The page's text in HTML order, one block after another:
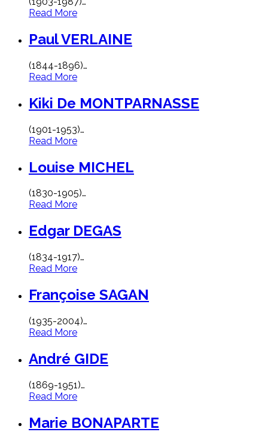
Read More
Paul VERLAINE
(1844-1896)…
Read More
Kiki De MONTPARNASSE
(1901-1953)…
Read More
Louise MICHEL
(1830-1905)…
Read More
Edgar DEGAS
(1834-1917)…
Read More
Françoise SAGAN
(1935-2004)…
Read More
André GIDE
(1869-1951)…
Read More
Marie BONAPARTE